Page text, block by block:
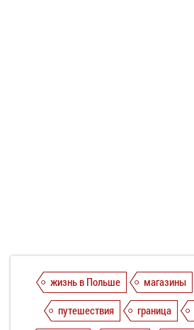
жизнь в Польше магазины
путешествия
граница